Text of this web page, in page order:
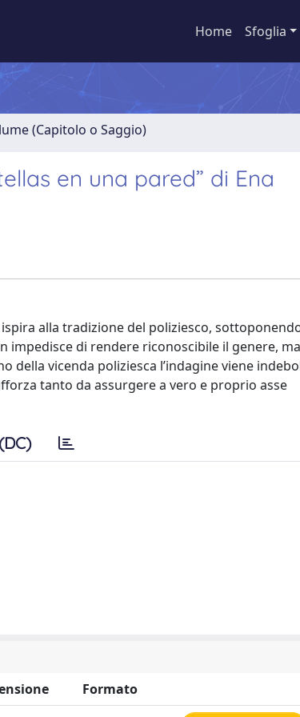
Home Sfoglia
(Capitolo o Saggio)
en una pared” di Ena
alla tradizione del poliziesco,
di rendere riconoscibile il genere,
della vicenda poliziesca l’indagine viene
tanto da assurgere a vero e proprio asse
Formato